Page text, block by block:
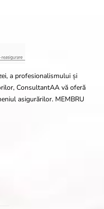
a profesionalismului și
ConsultantAA vă oferă
asigurărilor. MEMBRU